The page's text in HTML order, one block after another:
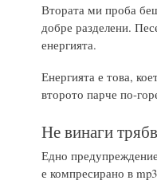
Втората ми проба
добре разделени.
енергията.
Енергията е това,
второто парче по-
Не винаги
Едно
е компресирано в